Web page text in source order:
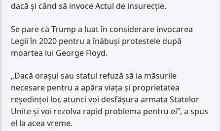
dacă și când să invoce Actul de insurecție.
Se pare că Trump a luat în considerare invocarea
Legii în 2020 pentru a înăbuși protestele după
moartea lui George Floyd.
„Dacă orașul sau statul refuză să ia măsurile
necesare pentru a apăra viața și proprietatea
reședinței lor, atunci voi desfășura armata Statelor
Unite și voi rezolva rapid problema pentru ei”, a spus
el la acea vreme.